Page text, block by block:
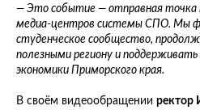
— Это событие — отправная точка
медиа-центров системы СПО. Мы
студенческое сообщество,
полезными региону и
экономики Приморского края.
В своём видеообращении ректор